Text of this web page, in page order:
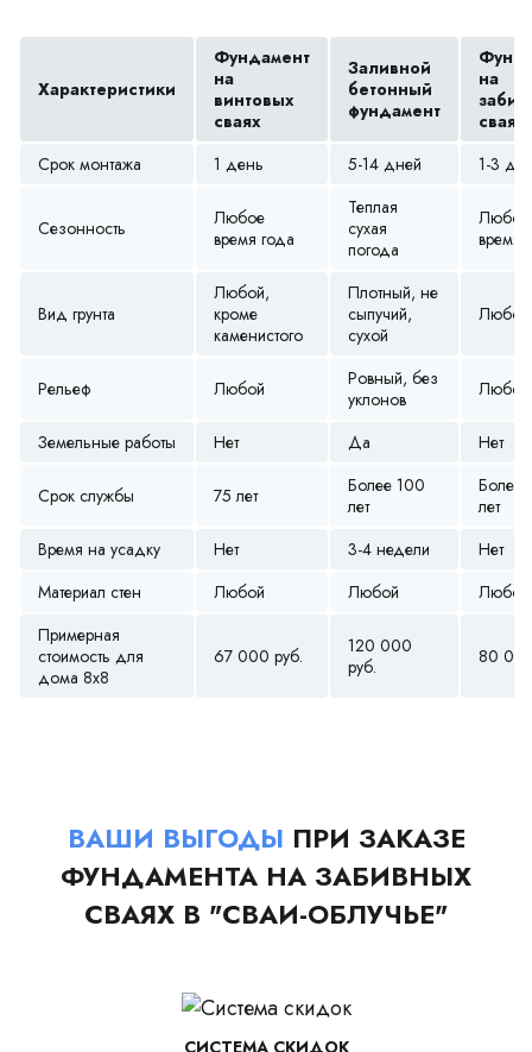
Характеристики
Фундамент
на
винтовых
сваях
Заливной
бетонный
фундамент
на
сваях
Срок монтажа
1 день 5-14 дней 1-3
Сезонность
Любое
время года
Теплая
сухая
погода
Любое
время
Вид грунта
Любой,
кроме
каменистого
Плотный, не
сыпучий,
сухой
Любой
Рельеф Любой
Ровный, без
уклонов
Любой
Земельные работы Нет Да Нет
Срок службы 75 лет
Более 100
лет
Более
лет
Время на усадку
Нет 3-4 недели
Нет
Материал стен
Любой Любой
Любой
Примерная
стоимость для
дома 8х8
67 000 руб.
120 000
руб.
80
ВАШИ ВЫГОДЫ ПРИ ЗАКАЗЕ
ФУНДАМЕНТА НА ЗАБИВНЫХ
СВАЯХ В "СВАИ-ОБЛУЧЬЕ"
СИСТЕМА СКИДОК